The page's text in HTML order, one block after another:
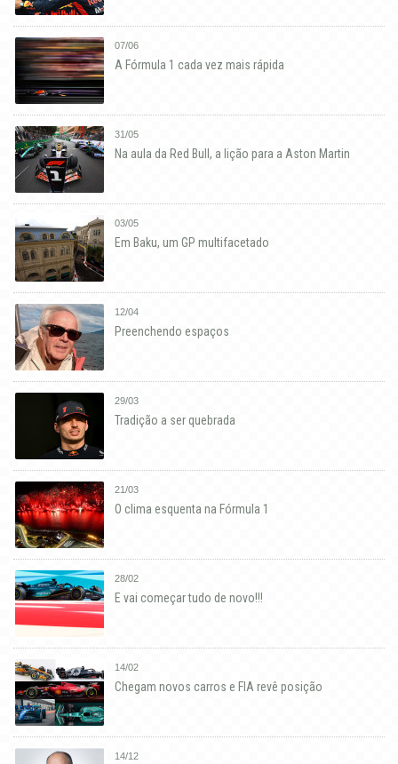
07/06
A Fórmula 1 cada vez mais rápida
31/05
Na aula da Red Bull, a lição para a Aston Martin
03/05
Em Baku, um GP multifacetado
12/04
Preenchendo espaços
29/03
Tradição a ser quebrada
21/03
O clima esquenta na Fórmula 1
28/02
E vai começar tudo de novo!!!
14/02
Chegam novos carros e FIA revê posição
14/12